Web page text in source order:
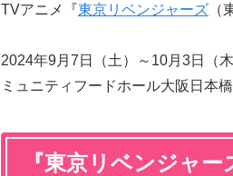
TVアニメ『東京リベンジャーズ （
2024年9月7日（土）～10月3日（
ミュニティフードホール大阪日本
『東京リベンジャ